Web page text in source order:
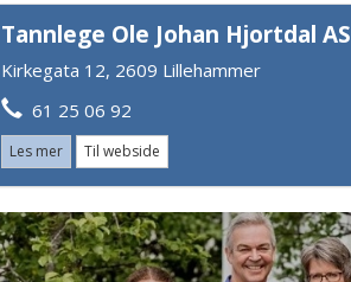
Tannlege Ole Johan Hjortdal AS
Kirkegata 12, 2609 Lillehammer
61 25 06 92
Les mer Til webside